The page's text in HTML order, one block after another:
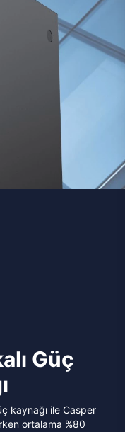
Güç
kaynağı ile Casper
ortalama %80